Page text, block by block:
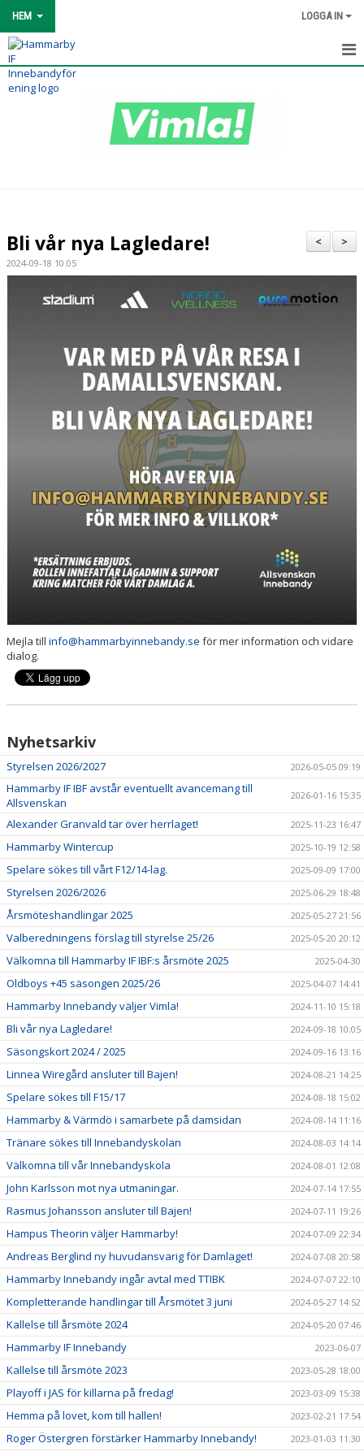
HEM LOGGA IN
HEM
SPONSOR & PARTNER
NORDIC WELLNESS
>
<
Bli vår nya Lagledare!
2024-09-18 10:05
Mejla till info@hammarbyinnebandy.se för mer information och vidare
dialog.
Nyhetsarkiv
Styrelsen 2026/2027 2026-05-05 09:19
Hammarby IF IBF avstår eventuellt avancemang till
Allsvenskan
2026-01-16 15:35
Alexander Granvald tar över herrlaget! 2025-11-23 16:47
Hammarby Wintercup 2025-10-19 12:58
Spelare sökes till vårt F12/14-lag. 2025-09-09 17:00
Styrelsen 2026/2026 2025-06-29 18:48
Årsmöteshandlingar 2025 2025-05-27 21:56
Valberedningens förslag till styrelse 25/26 2025-05-20 20:12
Välkomna till Hammarby IF IBF:s årsmöte 2025 2025-04-30
Oldboys +45 säsongen 2025/26 2025-04-07 14:41
Hammarby Innebandy väljer Vimla! 2024-11-10 15:18
Bli vår nya Lagledare! 2024-09-18 10:05
Säsongskort 2024 / 2025 2024-09-16 13:16
Linnea Wiregård ansluter till Bajen! 2024-08-21 14:25
Spelare sökes till F15/17 2024-08-18 15:02
Hammarby & Värmdö i samarbete på damsidan 2024-08-14 11:16
Tränare sökes till Innebandyskolan 2024-08-03 14:14
Välkomna till vår Innebandyskola 2024-08-01 12:08
John Karlsson mot nya utmaningar. 2024-07-14 17:55
Rasmus Johansson ansluter till Bajen! 2024-07-11 19:26
Hampus Theorin väljer Hammarby! 2024-07-09 22:34
Andreas Berglind ny huvudansvarig för Damlaget! 2024-07-08 20:58
Hammarby Innebandy ingår avtal med TTIBK 2024-07-07 22:10
Kompletterande handlingar till Årsmötet 3 juni 2024-05-27 14:52
Kallelse till årsmöte 2024 2024-05-20 07:46
Hammarby IF Innebandy 2023-06-07
Kallelse till årsmöte 2023 2023-05-28 18:00
Playoff i JAS för killarna på fredag! 2023-03-09 15:38
Hemma på lovet, kom till hallen! 2023-02-21 17:54
Roger Östergren förstärker Hammarby Innebandy! 2023-01-03 11:30